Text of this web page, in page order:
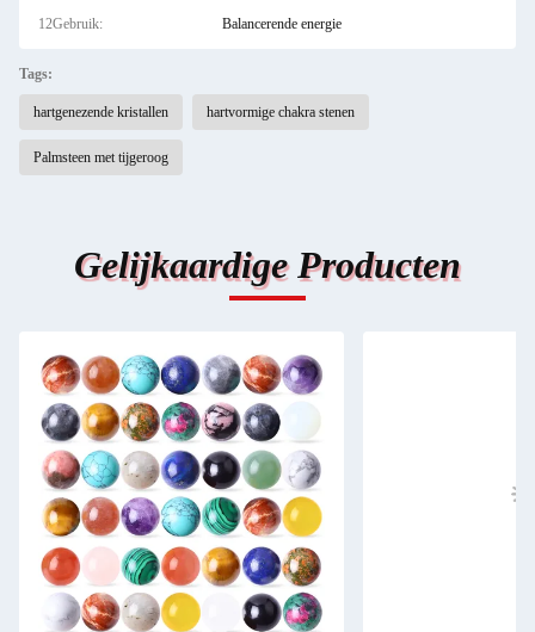
12Gebruik: Balancerende energie
Tags:
hartgenezende kristallen hartvormige chakra stenen
Palmsteen met tijgeroog
Gelijkaardige Producten